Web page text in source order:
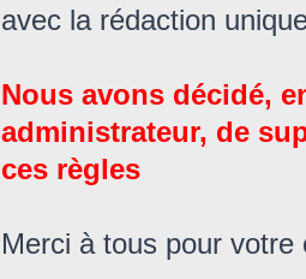
avec la rédaction
Nous avons décidé,
administrateur, de
ces règles
Merci à tous pour votre